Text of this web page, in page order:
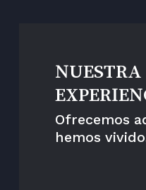
NUESTRA
Ofrecemos
hemos